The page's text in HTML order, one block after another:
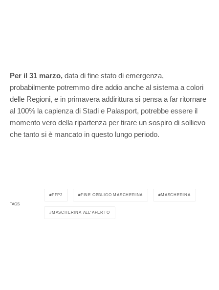
Per il 31 marzo, data di fine stato di emergenza,
probabilmente potremmo dire addio anche al sistema a colori
delle Regioni, e in primavera addirittura si pensa a far ritornare
al 100% la capienza di Stadi e Palasport, potrebbe essere il
momento vero della ripartenza per tirare un sospiro di sollievo
che tanto si è mancato in questo lungo periodo.
TAGS
FFP2 FINE OBBLIGO MASCHERINA MASCHERINA
MASCHERINA ALL'APERTO